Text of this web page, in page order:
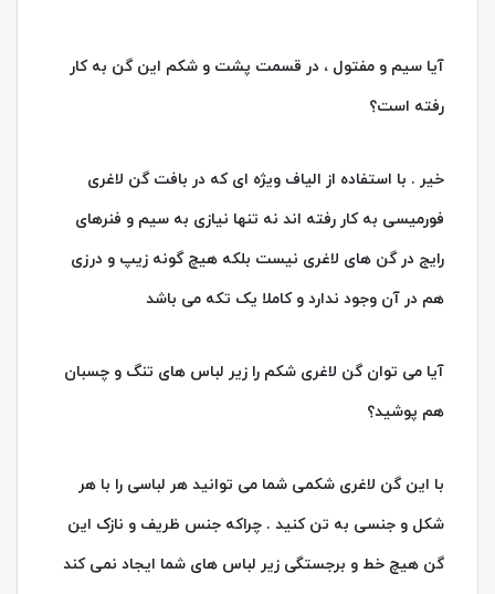
آیا سیم و مفتول ، در قسمت پشت و شکم این گن به کار
رفته است؟
خیر . با استفاده از الیاف ویژه ای که در بافت گن لاغری
فورمیسی به کار رفته اند نه تنها نیازی به سیم و فنرهای
رایج در گن های لاغری نیست بلکه هیچ گونه زیپ و درزی
هم در آن وجود ندارد و کاملا یک تکه می باشد
آیا می توان گن لاغری شکم را زیر لباس های تنگ و چسبان
هم پوشید؟
با این گن لاغری شکمی شما می توانید هر لباسی را با هر
شکل و جنسی به تن کنید . چراکه جنس ظریف و نازک این
گن هیچ خط و برجستگی زیر لباس های شما ایجاد نمی کند